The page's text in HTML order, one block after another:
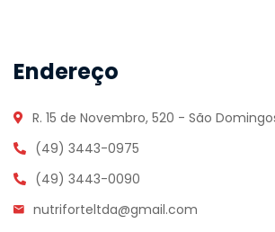
Endereço
R. 15 de Novembro, 520 - São
(49) 3443-0975
(49) 3443-0090
nutriforteltda@gmail.com